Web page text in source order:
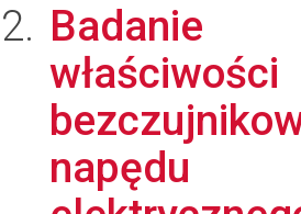
Badanie
właściwości
napędu